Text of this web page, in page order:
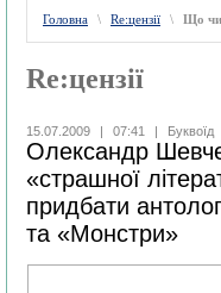
Головна \ Re:цензії \ Що
Re:цензії
15.07.2009 | 07:41 | Буквоїд
Олександр
«страшної
придбати
та «Монстри»